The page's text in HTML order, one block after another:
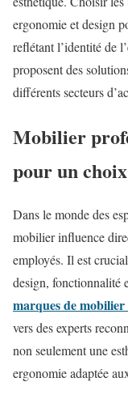
ergonomie et design
reflétant l’identité de
proposent des
différents secteurs
Mobilier
pour un
Dans le monde des
mobilier influence
employés. Il est
design, fonctionnalité
marques de mobilier
vers des experts
non seulement une
ergonomie adaptée